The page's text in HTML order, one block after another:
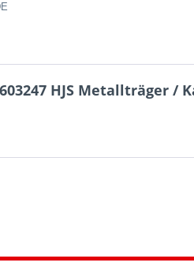
HJS Metallträger /